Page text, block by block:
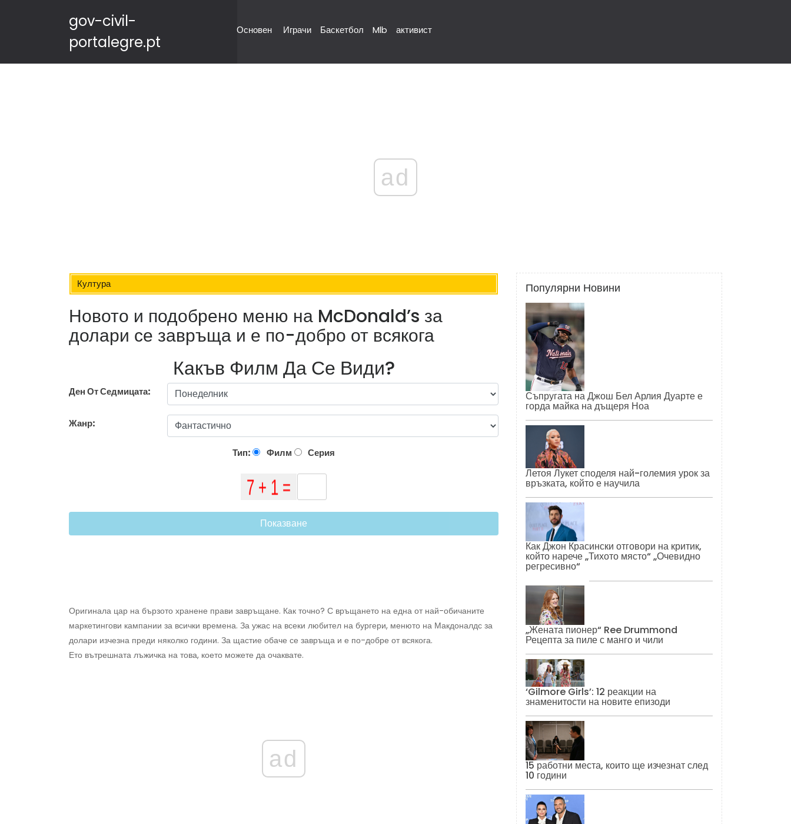
gov-civil-
portalegre.pt
Основен Играчи Баскетбол Mlb активист
ad
Култура
Новото и подобрено меню на McDonald’s за
долари се завръща и е по-добро от всякога
Какъв Филм Да Се Види?
Ден От Седмицата:
Жанр:
Тип: Филм Серия
Показване
Оригинала цар на бързото хранене прави завръщане. Как точно? С връщането на една от най-обичаните
маркетингови кампании за всички времена. За ужас на всеки любител на бургери, менюто на Макдоналдс за
долари изчезна преди няколко години. За щастие обаче се завръща и е по-добре от всякога.
Ето вътрешната лъжичка на това, което можете да очаквате.
ad
Популярни Новини
Съпругата на Джош Бел Арлия Дуарте е
горда майка на дъщеря Ноа
Летоя Лукет споделя най-големия урок за
връзката, който е научила
Как Джон Красински отговори на критик,
който нарече „Тихото място“ „Очевидно
регресивно“
„Жената пионер“ Ree Drummond
Рецепта за пиле с манго и чили
‘Gilmore Girls’: 12 реакции на
знаменитости на новите епизоди
15 работни места, които ще изчезнат след
10 години